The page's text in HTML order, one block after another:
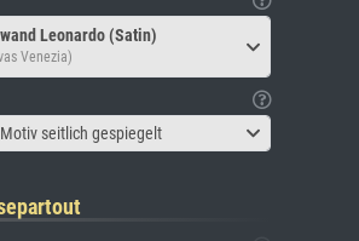
Leonardo (Satin)
Venezia)
seitlich gespiegelt